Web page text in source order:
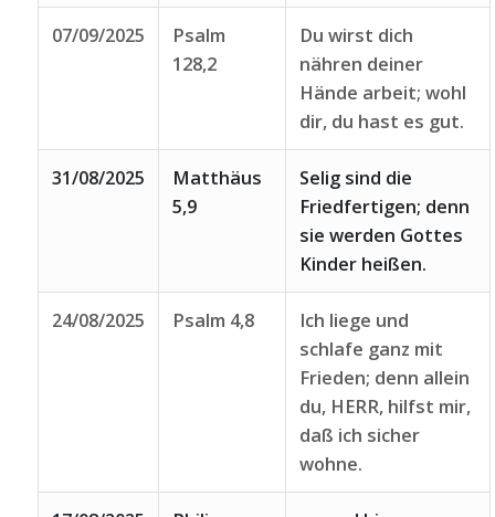
07/09/2025
Psalm
128,2
Du wirst dich
nähren deiner
Hände arbeit; wohl
dir, du hast es gut.
31/08/2025
Matthäus
5,9
Selig sind die
Friedfertigen; denn
sie werden Gottes
Kinder heißen.
24/08/2025 Psalm 4,8
Ich liege und
schlafe ganz mit
Frieden; denn allein
du, HERR, hilfst mir,
daß ich sicher
wohne.